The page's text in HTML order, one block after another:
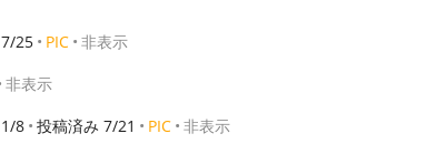
25 PIC 非表示
非表示
8 投稿済み 7/21 PIC 非表示